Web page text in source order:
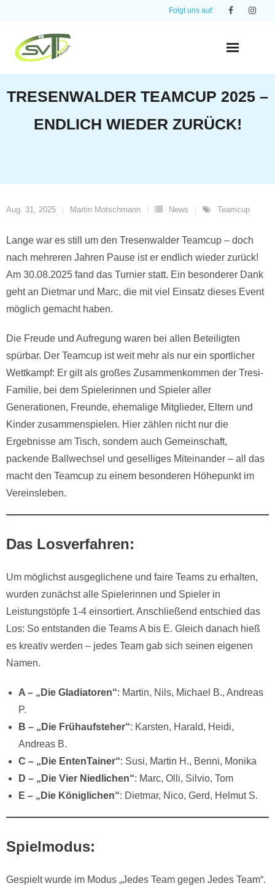
content
Folgt uns auf:
TRESENWALDER TEAMCUP 2025 –
ENDLICH WIEDER ZURÜCK!
Aug. 31, 2025 Martin Motschmann News Teamcup
Lange war es still um den Tresenwalder Teamcup – doch
nach mehreren Jahren Pause ist er endlich wieder zurück!
Am 30.08.2025 fand das Turnier statt. Ein besonderer Dank
geht an Dietmar und Marc, die mit viel Einsatz dieses Event
möglich gemacht haben.
Die Freude und Aufregung waren bei allen Beteiligten
spürbar. Der Teamcup ist weit mehr als nur ein sportlicher
Wettkampf: Er gilt als großes Zusammenkommen der Tresi-
Familie, bei dem Spielerinnen und Spieler aller
Generationen, Freunde, ehemalige Mitglieder, Eltern und
Kinder zusammenspielen. Hier zählen nicht nur die
Ergebnisse am Tisch, sondern auch Gemeinschaft,
packende Ballwechsel und geselliges Miteinander – all das
macht den Teamcup zu einem besonderen Höhepunkt im
Vereinsleben.
Das Losverfahren:
Um möglichst ausgeglichene und faire Teams zu erhalten,
wurden zunächst alle Spielerinnen und Spieler in
Leistungstöpfe 1-4 einsortiert. Anschließend entschied das
Los: So entstanden die Teams A bis E. Gleich danach hieß
es kreativ werden – jedes Team gab sich seinen eigenen
Namen.
A – „Die Gladiatoren“: Martin, Nils, Michael B., Andreas
P.
B – „Die Frühaufsteher“: Karsten, Harald, Heidi,
Andreas B.
C – „Die EntenTainer“: Susi, Martin H., Benni, Monika
D – „Die Vier Niedlichen“: Marc, Olli, Silvio, Tom
E – „Die Königlichen“: Dietmar, Nico, Gerd, Helmut S.
Spielmodus:
Gespielt wurde im Modus „Jedes Team gegen Jedes Team“.